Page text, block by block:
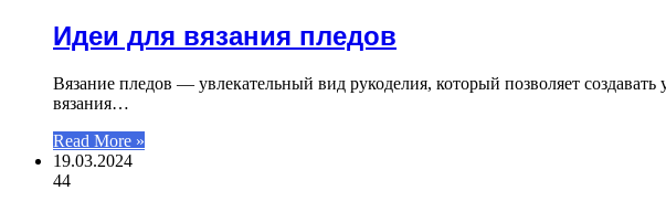
Идеи для вязания пледов
Вязание пледов — увлекательный вид рукоделия, который позволяет
вязания…
Read More »
19.03.2024
44